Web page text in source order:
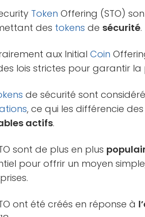
Token Offering (STO)
des tokens de sécurité.
aux InitialCoin
lois strictes pour garantir la
de sécurité sont
, ce qui les différencie des
actifs.
sont de plus en plus
pour offrir un moyen
ont été créés en réponse à